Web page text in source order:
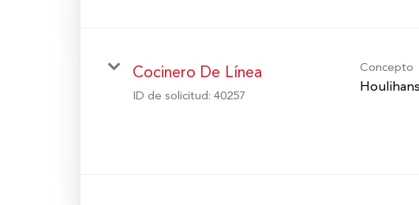
Cocinero De Línea
ID de solicitud: 40257
Concepto
Houlihans